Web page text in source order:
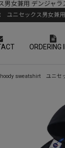
兼用 デンジャ
セックス男女兼
ORDERING
sweatshirt ユニセ